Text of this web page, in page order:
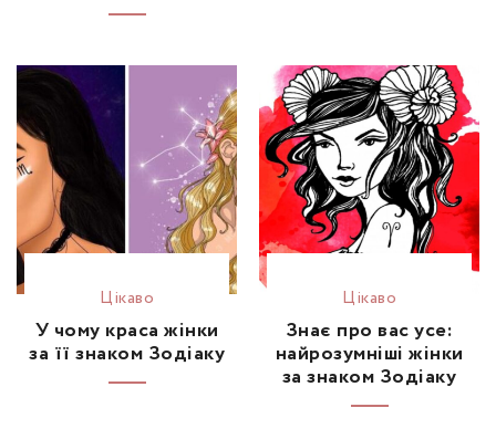
Цікаво
У чому краса жінки
за її знаком Зодіаку
Цікаво
Знає про вас усе:
найрозумніші жінки
за знаком Зодіаку